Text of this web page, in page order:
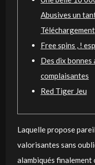
Abusives un
Téléchargement
Free spins , !
Des dix bonnes
complaisantes
Red Tiger Jeu
Laquelle propose
valorisantes sans
alambiqués finalement